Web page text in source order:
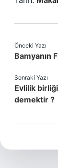
Önceki Yazı
Bamyanın
Sonraki Yazı
Evlilik
demektir ?